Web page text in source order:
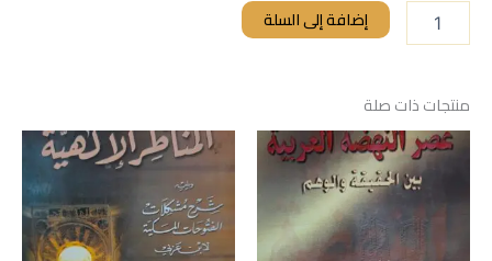
إضافة إلى السلة
منتجات ذات صلة